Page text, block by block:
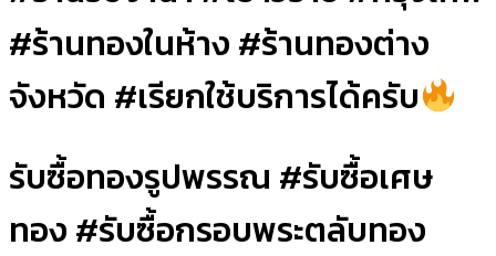
#ร้านทองในห้าง #ร้านทองต่าง
จังหวัด #เรียกใช้บริการได้ครับ
รับซื้อทองรูปพรรณ #รับซื้อเศษ
ทอง #รับซื้อกรอบพระตลับทอง